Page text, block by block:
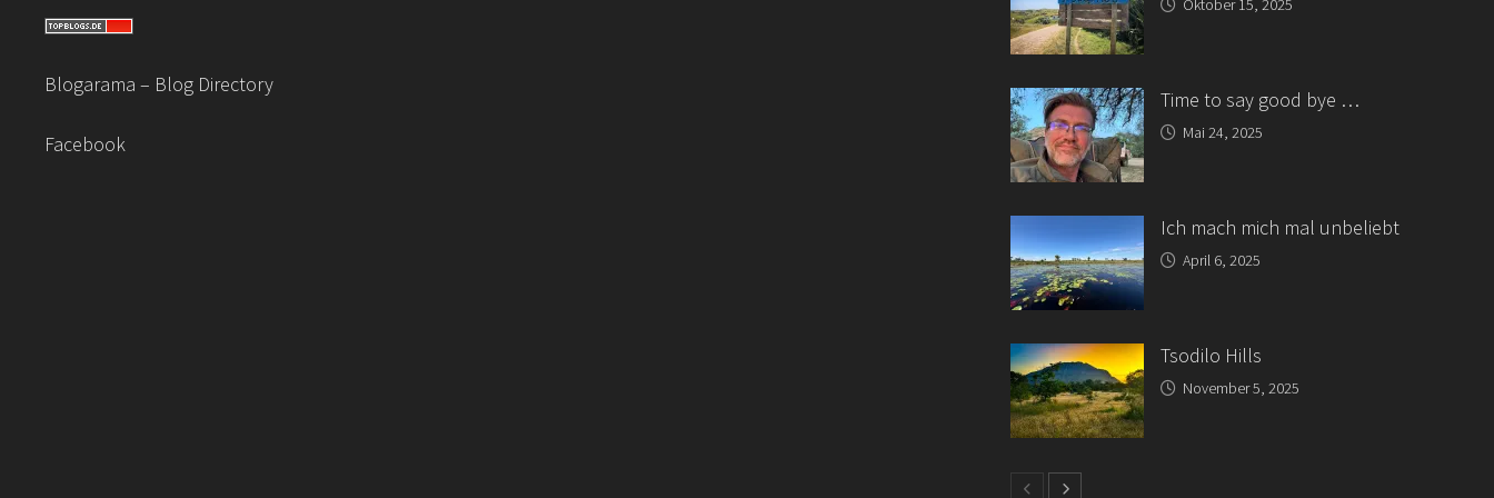
Blogarama – Blog Directory
Facebook
Oktober 15, 2025
Time to say good bye …
Mai 24, 2025
Ich mach mich mal unbeliebt
April 6, 2025
Tsodilo Hills
November 5, 2025